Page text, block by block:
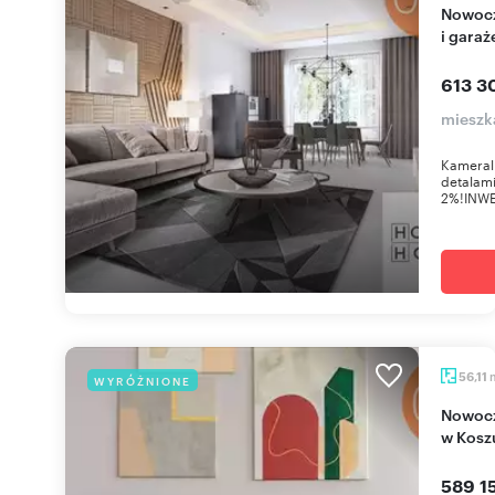
Nowoczesne 3-pokojowe mieszkanie z balkonem
i
613
WYRÓŻNIONE 56,11
Nowoczesne 3-pokojowe mieszkanie z balkonem
w
589